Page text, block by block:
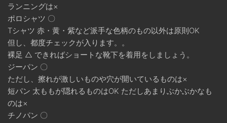
ランニングは×
ポロシャツ 〇
Tシャツ 赤・黄・紫など派手な色柄のもの以外は原則OK
但し、都度チェックが入ります。。
裸足 △ できればショートな靴下を着用をしましょう。
ジーパン 〇
ただし、擦れが激しいものや穴が開いているものは×
短パン 太ももが隠れるものはOK ただしあまりぶかぶかなも
のは×
チノパン 〇